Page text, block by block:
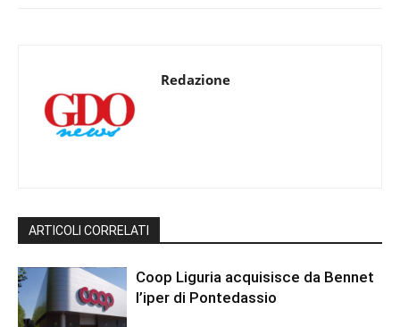
Redazione
ARTICOLI CORRELATI
Coop Liguria acquisisce da Bennet
l’iper di Pontedassio